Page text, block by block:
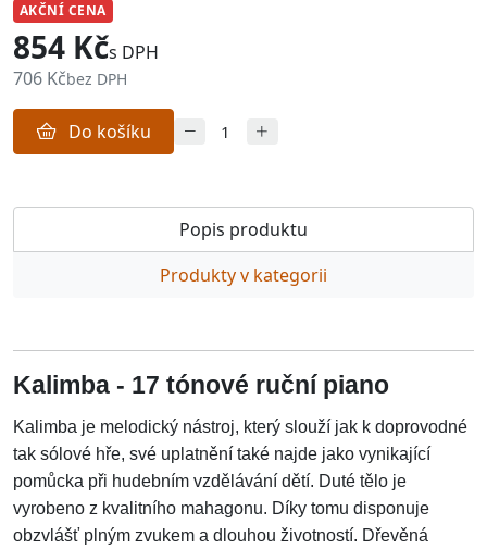
AKČNÍ CENA
854 Kčs DPH
706 Kčbez DPH
Do košíku
Popis produktu
Produkty v kategorii
Kalimba - 17 tónové ruční piano
Kalimba je melodický nástroj, který slouží jak k doprovodné
tak sólové hře, své uplatnění také najde jako vynikající
pomůcka při hudebním vzdělávání dětí. Duté tělo je
vyrobeno z kvalitního mahagonu. Díky tomu disponuje
obzvlášť plným zvukem a dlouhou životností. Dřevěná